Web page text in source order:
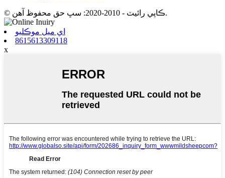
© ڪاپي رائيٽ - 2010-2020: سڀ حق محفوظ آهن.
اي ميل موڪليو
8615613309118
x